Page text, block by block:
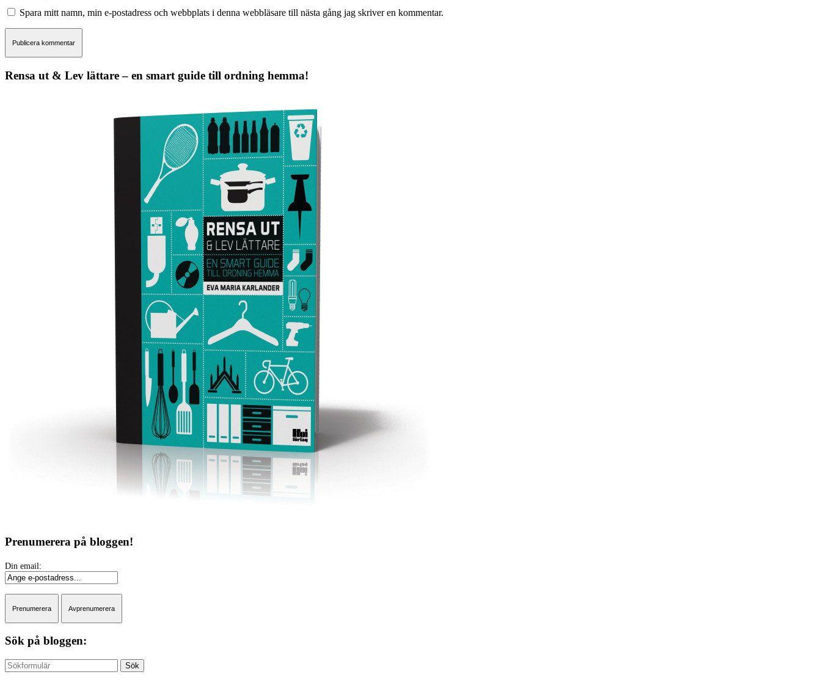
Spara mitt namn, min e-postadress och webbplats i denna webbläsare till nästa gång jag skriver en kommentar.
Rensa ut & Lev lättare – en smart guide till ordning hemma!
Prenumerera på bloggen!
Sök på bloggen:
Sök